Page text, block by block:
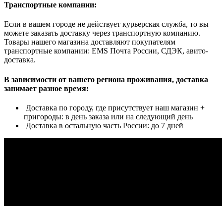
Транспортные компании:
Если в вашем городе не действует курьерская служба, то вы
можете заказать доставку через транспортную компанию.
Товары нашего магазина доставляют покупателям
транспортные компании: EMS Почта России, СДЭК, авито-
доставка.
В зависимости от вашего региона проживания, доставка
занимает разное время:
Доставка по городу, где присутствует наш магазин +
пригороды: в день заказа или на следующий день
Доставка в остальную часть России: до 7 дней